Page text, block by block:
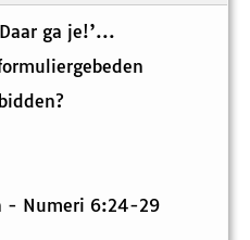
ga je!’...
- Numeri 6:24-29